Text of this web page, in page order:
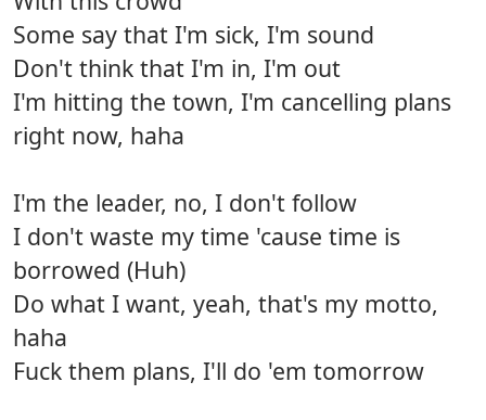
Some say that I'm sick, I'm sound
Don't think that I'm in, I'm out
I'm hitting the town, I'm cancelling plans
right now, haha
I'm the leader, no, I don't follow
I don't waste my time 'cause time is
borrowed (Huh)
Do what I want, yeah, that's my motto,
haha
Fuck them plans, I'll do 'em tomorrow